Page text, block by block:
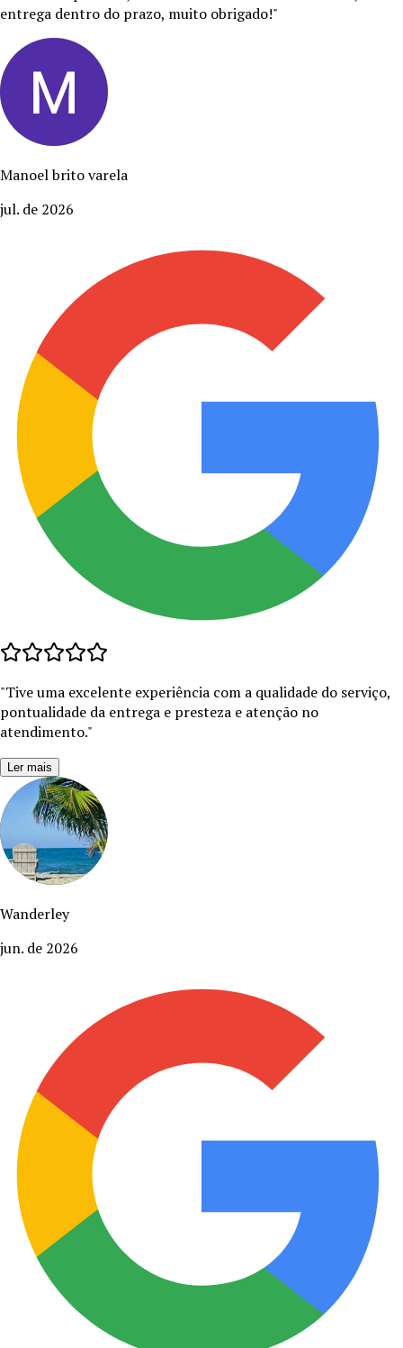
entrega dentro do prazo, muito obrigado!"
Manoel brito varela
jul. de 2026
"Tive uma excelente experiência com a qualidade do serviço,
pontualidade da entrega e presteza e atenção no
atendimento."
Ler mais
Wanderley
jun. de 2026